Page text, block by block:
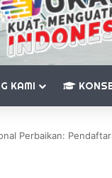
KAMI
Perbaikan: